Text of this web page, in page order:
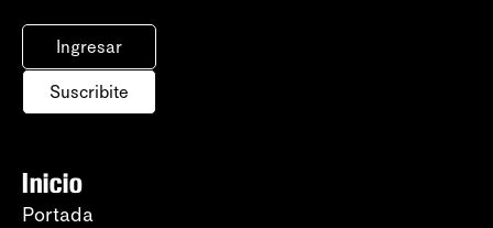
Ingresar
Suscribite
Inicio
Portada